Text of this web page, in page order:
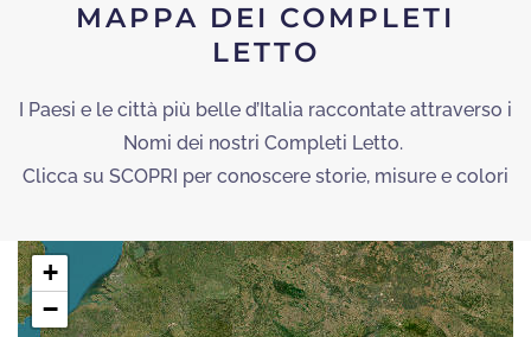
MAPPA DEI COMPLETI
LETTO
I Paesi e le città più belle d’Italia raccontate attraverso i
Nomi dei nostri Completi Letto.
Clicca su SCOPRI per conoscere storie, misure e colori
+
−